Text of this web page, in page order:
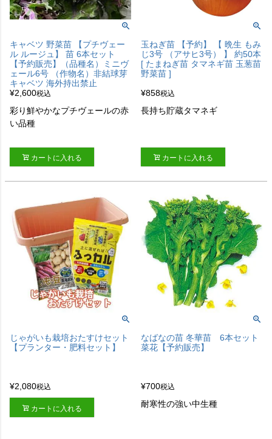
キャベツ 野菜苗 【プチヴェー
ル ルージュ】 苗 6本セット
【予約販売】（品種名）ミニヴ
ェール6号 （作物名）非結球芽
キャベツ 海外持出禁止
¥2,600税込
彩り鮮やかなプチヴェールの赤
い品種
カートに入れる
玉ねぎ苗 【予約】 【 晩生 もみ
じ3号 （アサヒ3号） 】 約50本
[ たまねぎ苗 タマネギ苗 玉葱苗
野菜苗 ]
¥858税込
長持ち貯蔵タマネギ
カートに入れる
じゃがいも栽培おたすけセット
【プランター・肥料セット】
¥2,080税込
カートに入れる
なばなの苗 冬華苗 6本セット
菜花【予約販売】
¥700税込
耐寒性の強い中生種